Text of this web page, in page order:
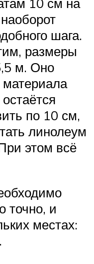
шага.
размеры
м. Оно
материала
по 10 см,
линолеум
этом всё
точно, и
местах: